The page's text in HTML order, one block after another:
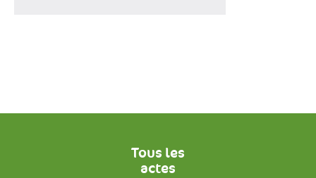
Tous les
actes